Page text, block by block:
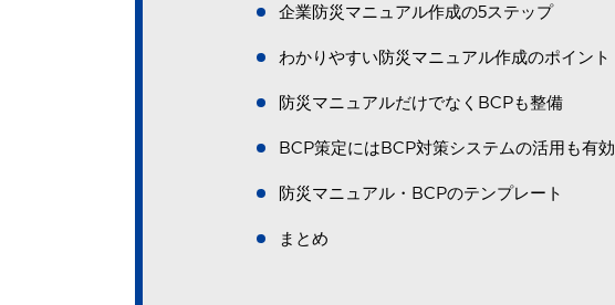
企業防災マニュアル作成の5ステップ
わかりやすい防災マニュアル作成のポイント
防災マニュアルだけでなくBCPも整備
BCP策定にはBCP対策システムの活用も有効
防災マニュアル・BCPのテンプレート
まとめ